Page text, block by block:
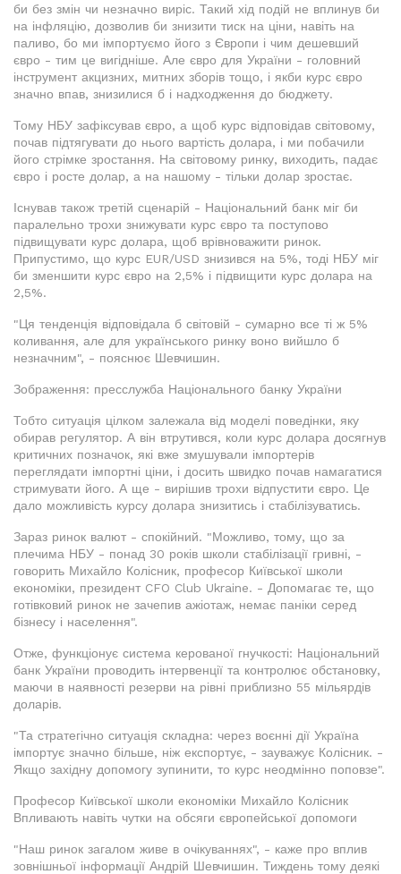
би без змін чи незначно виріс. Такий хід подій не вплинув би
на інфляцію, дозволив би знизити тиск на ціни, навіть на
паливо, бо ми імпортуємо його з Європи і чим дешевший
євро - тим це вигідніше. Але євро для України - головний
інструмент акцизних, митних зборів тощо, і якби курс євро
значно впав, знизилися б і надходження до бюджету.
Тому НБУ зафіксував євро, а щоб курс відповідав світовому,
почав підтягувати до нього вартість долара, і ми побачили
його стрімке зростання. На світовому ринку, виходить, падає
євро і росте долар, а на нашому - тільки долар зростає.
Існував також третій сценарій - Національний банк міг би
паралельно трохи знижувати курс євро та поступово
підвищувати курс долара, щоб врівноважити ринок.
Припустимо, що курс EUR/USD знизився на 5%, тоді НБУ міг
би зменшити курс євро на 2,5% і підвищити курс долара на
2,5%.
"Ця тенденція відповідала б світовій - сумарно все ті ж 5%
коливання, але для українського ринку воно вийшло б
незначним", - пояснює Шевчишин.
Зображення: пресслужба Національного банку України
Тобто ситуація цілком залежала від моделі поведінки, яку
обирав регулятор. А він втрутився, коли курс долара досягнув
критичних позначок, які вже змушували імпортерів
переглядати імпортні ціни, і досить швидко почав намагатися
стримувати його. А ще - вирішив трохи відпустити євро. Це
дало можливість курсу долара знизитись і стабілізуватись.
Зараз ринок валют - спокійний. "Можливо, тому, що за
плечима НБУ - понад 30 років школи стабілізації гривні, -
говорить Михайло Колісник, професор Київської школи
економіки, президент CFO Club Ukraine. - Допомагає те, що
готівковий ринок не зачепив ажіотаж, немає паніки серед
бізнесу і населення".
Отже, функціонує система керованої гнучкості: Національний
банк України проводить інтервенції та контролює обстановку,
маючи в наявності резерви на рівні приблизно 55 мільярдів
доларів.
"Та стратегічно ситуація складна: через воєнні дії Україна
імпортує значно більше, ніж експортує, - зауважує Колісник. -
Якщо західну допомогу зупинити, то курс неодмінно поповзе".
Професор Київської школи економіки Михайло Колісник
Впливають навіть чутки на обсяги європейської допомоги
"Наш ринок загалом живе в очікуваннях", - каже про вплив
зовнішньої інформації Андрій Шевчишин. Тиждень тому деякі